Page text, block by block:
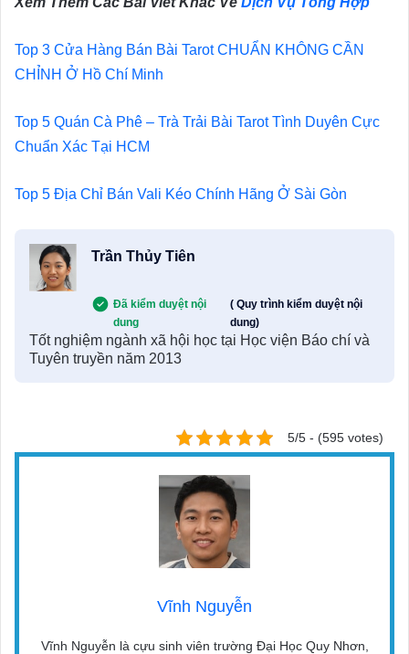
Top 3 Cửa Hàng Bán Bài Tarot CHUẨN KHÔNG CẦN
CHỈNH Ở Hồ Chí Minh
Top 5 Quán Cà Phê – Trà Trải Bài Tarot Tình Duyên Cực
Chuẩn Xác Tại HCM
Top 5 Địa Chỉ Bán Vali Kéo Chính Hãng Ở Sài Gòn
Trần Thủy Tiên
Đã kiểm duyệt nội
dung
( Quy trình kiểm duyệt nội
dung)
Tốt nghiệm ngành xã hội học tại Học viện Báo chí và
Tuyên truyền năm 2013
5/5 - (595 votes)
Vĩnh Nguyễn
Vĩnh Nguyễn là cựu sinh viên trường Đại Học Quy Nhơn,